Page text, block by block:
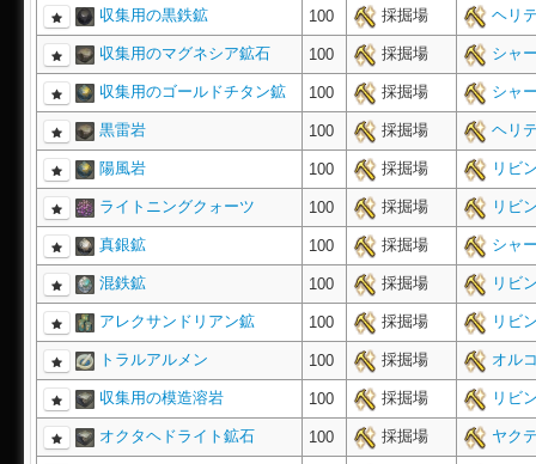
収集用の黒鉄鉱 100 採掘場 ヘリ
収集用のマグネシア鉱石 100 採掘場 シャ
収集用のゴールドチタン鉱 100 採掘場 シャ
黒雷岩 100 採掘場 ヘリ
陽風岩 100 採掘場 リビ
ライトニングクォーツ 100 採掘場 リビ
真銀鉱 100 採掘場 シャ
混鉄鉱 100 採掘場 リビ
アレクサンドリアン鉱 100 採掘場 リビ
トラルアルメン 100 採掘場 オル
収集用の模造溶岩 100 採掘場 リビ
オクタヘドライト鉱石 100 採掘場 ヤク